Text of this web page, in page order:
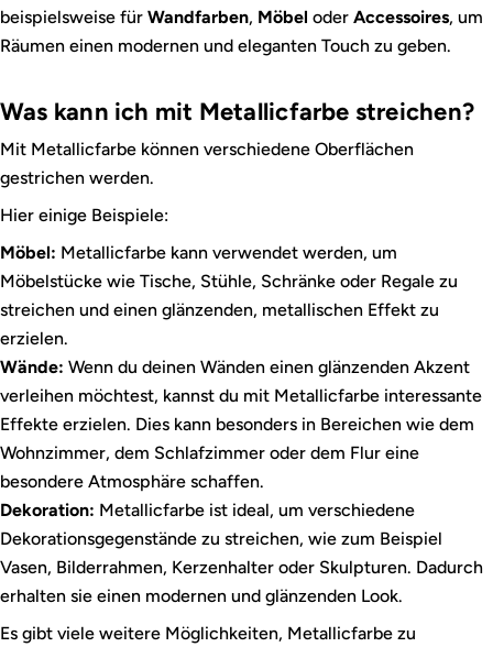
beispielsweise für Wandfarben, Möbel oder Accessoires, um
Räumen einen modernen und eleganten Touch zu geben.
Was kann ich mit Metallicfarbe streichen?
Mit Metallicfarbe können verschiedene Oberflächen
gestrichen werden.
Hier einige Beispiele:
Möbel: Metallicfarbe kann verwendet werden, um
Möbelstücke wie Tische, Stühle, Schränke oder Regale zu
streichen und einen glänzenden, metallischen Effekt zu
erzielen.
Wände: Wenn du deinen Wänden einen glänzenden Akzent
verleihen möchtest, kannst du mit Metallicfarbe interessante
Effekte erzielen. Dies kann besonders in Bereichen wie dem
Wohnzimmer, dem Schlafzimmer oder dem Flur eine
besondere Atmosphäre schaffen.
Dekoration: Metallicfarbe ist ideal, um verschiedene
Dekorationsgegenstände zu streichen, wie zum Beispiel
Vasen, Bilderrahmen, Kerzenhalter oder Skulpturen. Dadurch
erhalten sie einen modernen und glänzenden Look.
Es gibt viele weitere Möglichkeiten, Metallicfarbe zu